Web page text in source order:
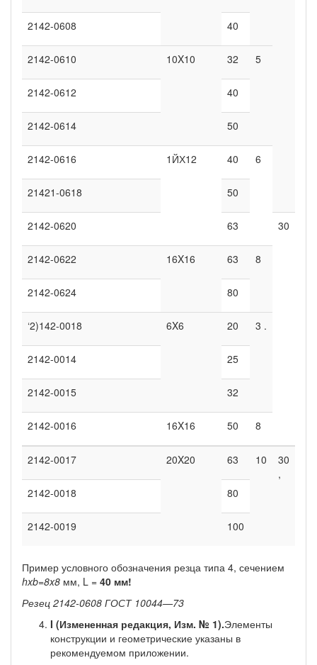
2142-0608 40
2142-0610 10X10 32 5
2142-0612 40
2142-0614 50
2142-0616 1ЙХ12 40 6
21421-0618 50
2142-0620 63 30
2142-0622 16X16 63 8
2142-0624 80
‘2)142-0018 6X6 20 3 .
2142-0014 25
2142-0015 32
2142-0016 16X16 50 8
2142-0017 20X20 63 10
30
,
2142-0018
80
2142-0019 100
Пример условного обозначения резца типа 4, се­чением
hxb=8x8 мм, L = 40 мм!
Резец 2142-0608 ГОСТ 10044—73
I (Измененная редакция, Изм. № 1).Элементы
конструкции и геометрические указаны в
рекомендуемом приложении.